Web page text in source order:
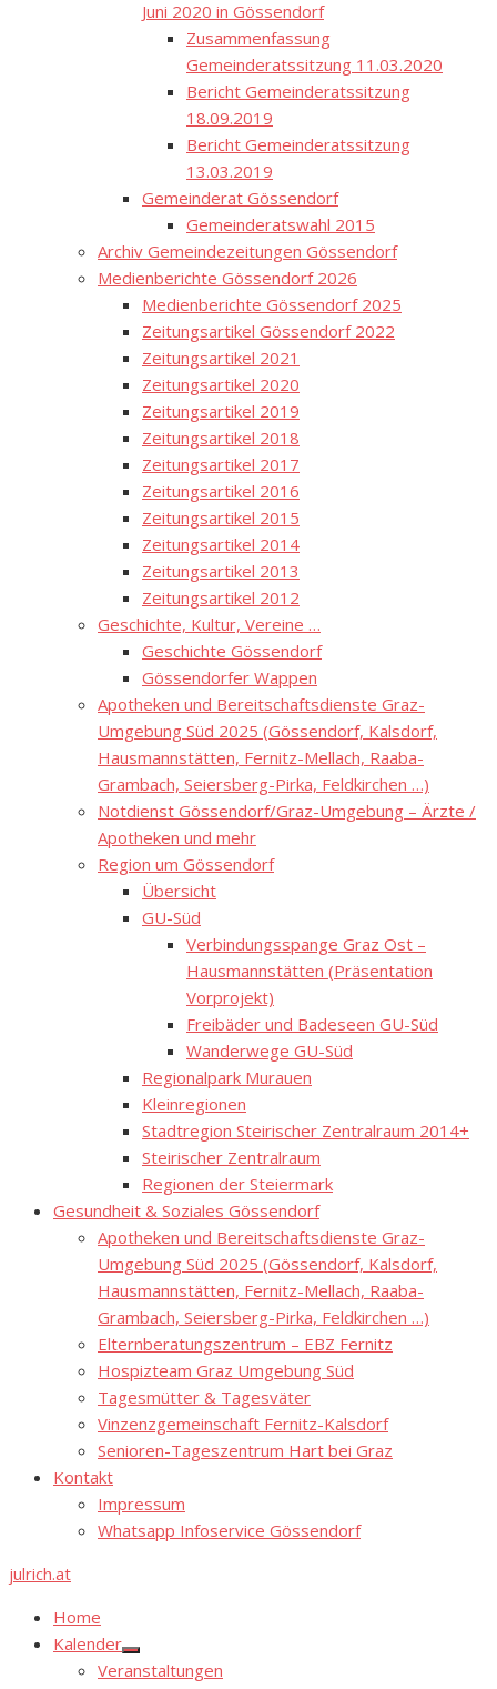
Juni 2020 in Gössendorf
Zusammenfassung
Gemeinderatssitzung 11.03.2020
Bericht Gemeinderatssitzung
18.09.2019
Bericht Gemeinderatssitzung
13.03.2019
Gemeinderat Gössendorf
Gemeinderatswahl 2015
Archiv Gemeindezeitungen Gössendorf
Medienberichte Gössendorf 2026
Medienberichte Gössendorf 2025
Zeitungsartikel Gössendorf 2022
Zeitungsartikel 2021
Zeitungsartikel 2020
Zeitungsartikel 2019
Zeitungsartikel 2018
Zeitungsartikel 2017
Zeitungsartikel 2016
Zeitungsartikel 2015
Zeitungsartikel 2014
Zeitungsartikel 2013
Zeitungsartikel 2012
Geschichte, Kultur, Vereine …
Geschichte Gössendorf
Gössendorfer Wappen
Apotheken und Bereitschaftsdienste Graz-
Umgebung Süd 2025 (Gössendorf, Kalsdorf,
Hausmannstätten, Fernitz-Mellach, Raaba-
Grambach, Seiersberg-Pirka, Feldkirchen …)
Notdienst Gössendorf/Graz-Umgebung – Ärzte /
Apotheken und mehr
Region um Gössendorf
Übersicht
GU-Süd
Verbindungsspange Graz Ost –
Hausmannstätten (Präsentation
Vorprojekt)
Freibäder und Badeseen GU-Süd
Wanderwege GU-Süd
Regionalpark Murauen
Kleinregionen
Stadtregion Steirischer Zentralraum 2014+
Steirischer Zentralraum
Regionen der Steiermark
Gesundheit & Soziales Gössendorf
Apotheken und Bereitschaftsdienste Graz-
Umgebung Süd 2025 (Gössendorf, Kalsdorf,
Hausmannstätten, Fernitz-Mellach, Raaba-
Grambach, Seiersberg-Pirka, Feldkirchen …)
Elternberatungszentrum – EBZ Fernitz
Hospizteam Graz Umgebung Süd
Tagesmütter & Tagesväter
Vinzenzgemeinschaft Fernitz-Kalsdorf
Senioren-Tageszentrum Hart bei Graz
Kontakt
Impressum
Whatsapp Infoservice Gössendorf
julrich.at
Home
Kalender
Show
sub
Veranstaltungen